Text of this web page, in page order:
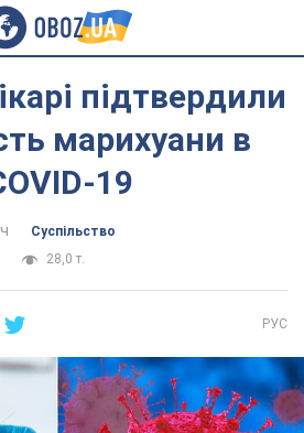
підтвердили
марихуани в
19
Суспільство
28,0 т.
РУС